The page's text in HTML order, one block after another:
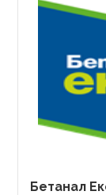
Бетанал